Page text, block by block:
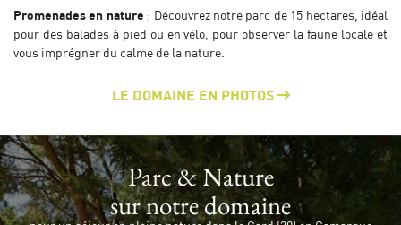
Langue
Une question ?
Promenades en nature : Découvrez notre parc de 15 hectares, idéal
pour des balades à pied ou en vélo, pour observer la faune locale et
vous imprégner du calme de la nature.
LE DOMAINE EN PHOTOS 
Parc & Nature
sur notre domaine